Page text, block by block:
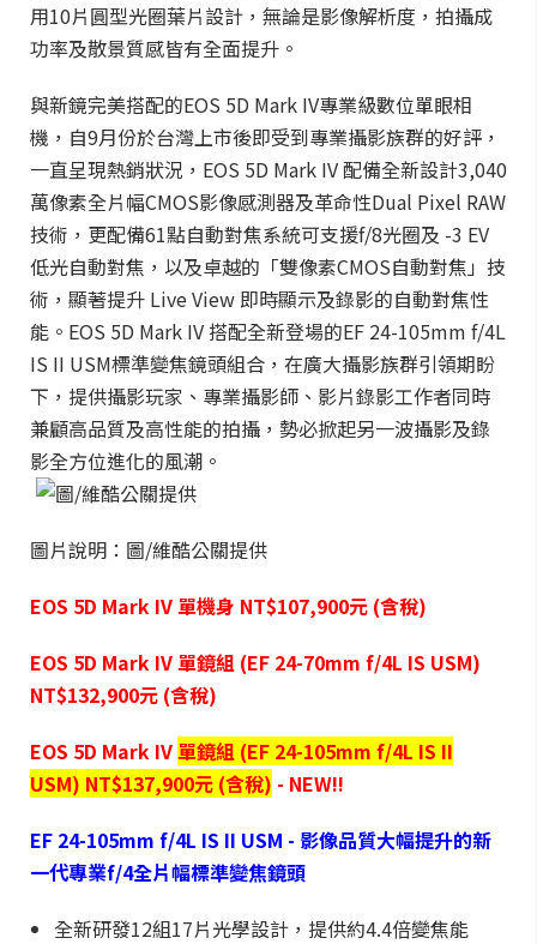
用10片圓型光圈葉片設計，無論是影像解析度，拍攝成
功率及散景質感皆有全面提升。
與新鏡完美搭配的EOS 5D Mark IV專業級數位單眼相
機，自9月份於台灣上市後即受到專業攝影族群的好評，
一直呈現熱銷狀況，EOS 5D Mark IV 配備全新設計3,040
萬像素全片幅CMOS影像感測器及革命性Dual Pixel RAW
技術，更配備61點自動對焦系統可支援f/8光圈及 -3 EV
低光自動對焦，以及卓越的「雙像素CMOS自動對焦」技
術，顯著提升 Live View 即時顯示及錄影的自動對焦性
能。EOS 5D Mark IV 搭配全新登場的EF 24-105mm f/4L
IS II USM標準變焦鏡頭組合，在廣大攝影族群引領期盼
下，提供攝影玩家 、 專業攝影師 、 影片錄影工作者同時
兼顧高品質及高性能的拍攝，勢必掀起另一波攝影及錄
影全方位進化的風潮。
圖片說明：圖/維酷公關提供
EOS 5D Mark IV 單機身 NT$107,900元 (含稅)
EOS 5D Mark IV 單鏡組 (EF 24-70mm f/4L IS USM)
NT$132,900元 (含稅)
EOS 5D Mark IV單鏡組 (EF 24-105mm f/4L IS II
USM) NT$137,900元 (含稅) - NEW!!
EF 24-105mm f/4L IS II USM - 影像品質大幅提升的新
一代專業f/4全片幅標準變焦鏡頭
全新研發12組17片光學設計，提供約4.4倍變焦能